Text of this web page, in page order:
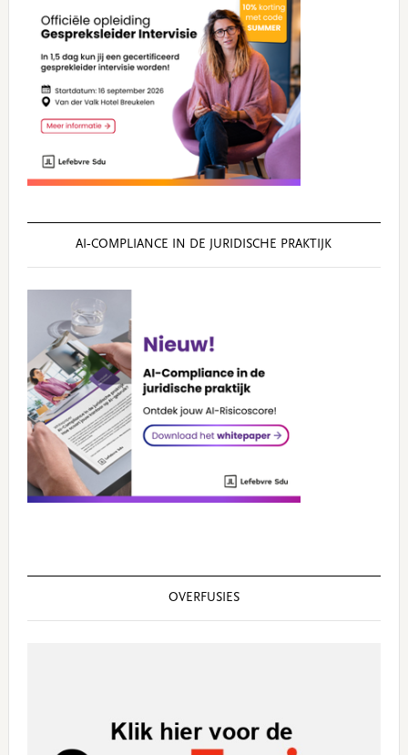
AI‑COMPLIANCE IN DE JURIDISCHE PRAKTIJK
OVERFUSIES